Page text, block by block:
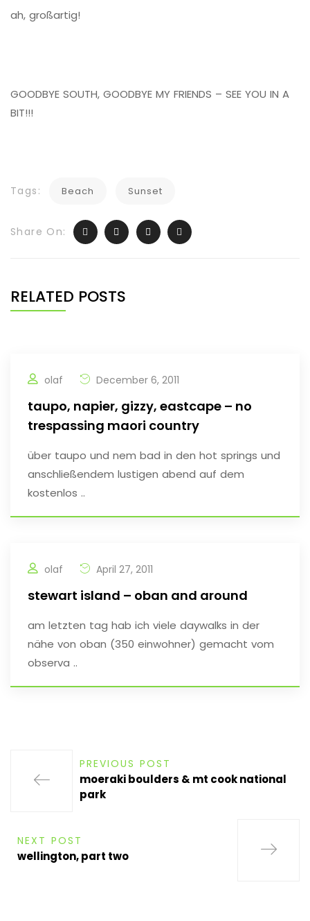
ah, großartig!
GOODBYE SOUTH, GOODBYE MY FRIENDS – SEE YOU IN A
BIT!!!
Tags: Beach Sunset
Share On:
RELATED POSTS
olaf December 6, 2011
taupo, napier, gizzy, eastcape – no
trespassing maori country
über taupo und nem bad in den hot springs und
anschließendem lustigen abend auf dem
kostenlos ..
olaf April 27, 2011
stewart island – oban and around
am letzten tag hab ich viele daywalks in der
nähe von oban (350 einwohner) gemacht vom
observa ..
PREVIOUS POST
moeraki boulders & mt cook national
park
NEXT POST
wellington, part two